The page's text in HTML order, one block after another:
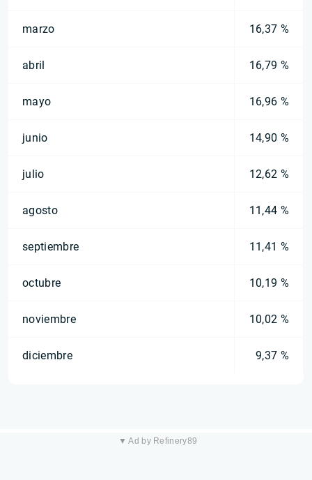
marzo 16,37 %
abril 16,79 %
mayo 16,96 %
junio 14,90 %
julio 12,62 %
agosto 11,44 %
septiembre 11,41 %
octubre 10,19 %
noviembre 10,02 %
diciembre 9,37 %
▼ Ad by Refinery89